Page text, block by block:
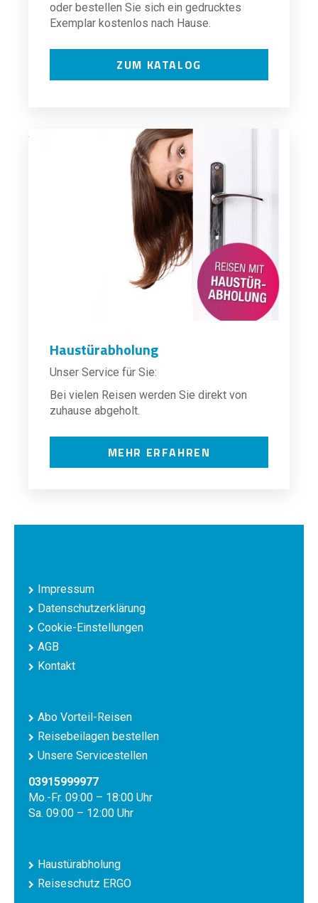
oder bestellen Sie sich ein gedrucktes
Exemplar kostenlos nach Hause.
ZUM KATALOG
Haustürabholung
Unser Service für Sie:
Bei vielen Reisen werden Sie direkt von
zuhause abgeholt.
MEHR ERFAHREN
Impressum
Datenschutzerklärung
Cookie-Einstellungen
AGB
Kontakt
Abo Vorteil-Reisen
Reisebeilagen bestellen
Unsere Servicestellen
03915999977
Mo.-Fr. 09:00 – 18:00 Uhr
Sa. 09:00 – 12:00 Uhr
Haustürabholung
Reiseschutz ERGO